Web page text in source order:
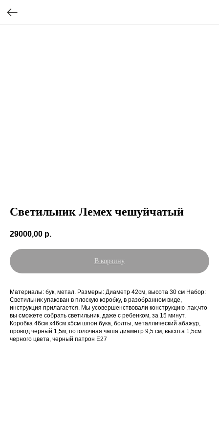
Светильник Лемех чешуйчатый
29000,00 р.
В корзину
Материалы: бук, метал. Размеры: Диаметр 42см, высота 30 см Набор:
Светильник упакован в плоскую коробку, в разобранном виде,
инструкция прилагается. Мы усовершенствовали конструкцию ,так,что
вы сможете собрать светильник, даже с ребенком, за 15 минут.
Коробка 46см х46см х5см шпон бука, болты, металлический абажур,
провод черный 1,5м, потолочная чаша диаметр 9,5 см, высота 1,5см
черного цвета, черный патрон E27